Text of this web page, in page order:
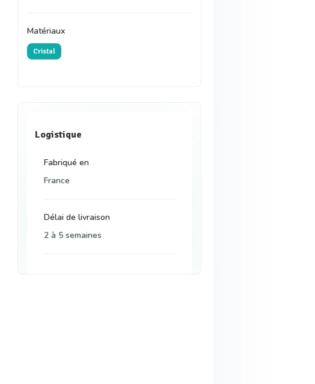
Matériaux
Cristal
Logistique
Fabriqué en
France
Délai de livraison
2 à 5 semaines